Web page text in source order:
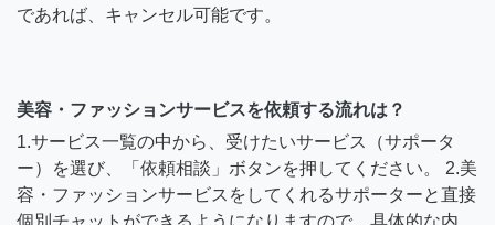
であれば、キャンセル可能です。
美容・ファッションサービスを依頼する流れは？
1.サービス一覧の中から、受けたいサービス（サポータ
ー）を選び、「依頼相談」ボタンを押してください。 2.美
容・ファッションサービスをしてくれるサポーターと直接